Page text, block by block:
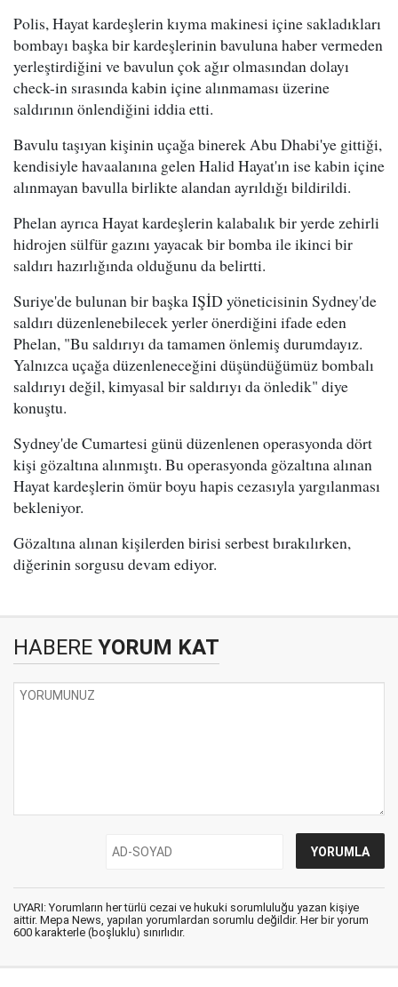
Polis, Hayat kardeşlerin kıyma makinesi içine sakladıkları
bombayı başka bir kardeşlerinin bavuluna haber vermeden
yerleştirdiğini ve bavulun çok ağır olmasından dolayı
check-in sırasında kabin içine alınmaması üzerine
saldırının önlendiğini iddia etti.
Bavulu taşıyan kişinin uçağa binerek Abu Dhabi'ye gittiği,
kendisiyle havaalanına gelen Halid Hayat'ın ise kabin içine
alınmayan bavulla birlikte alandan ayrıldığı bildirildi.
Phelan ayrıca Hayat kardeşlerin kalabalık bir yerde zehirli
hidrojen sülfür gazını yayacak bir bomba ile ikinci bir
saldırı hazırlığında olduğunu da belirtti.
Suriye'de bulunan bir başka IŞİD yöneticisinin Sydney'de
saldırı düzenlenebilecek yerler önerdiğini ifade eden
Phelan, "Bu saldırıyı da tamamen önlemiş durumdayız.
Yalnızca uçağa düzenleneceğini düşündüğümüz bombalı
saldırıyı değil, kimyasal bir saldırıyı da önledik" diye
konuştu.
Sydney'de Cumartesi günü düzenlenen operasyonda dört
kişi gözaltına alınmıştı. Bu operasyonda gözaltına alınan
Hayat kardeşlerin ömür boyu hapis cezasıyla yargılanması
bekleniyor.
Gözaltına alınan kişilerden birisi serbest bırakılırken,
diğerinin sorgusu devam ediyor.
HABERE YORUM KAT
UYARI: Yorumların her türlü cezai ve hukuki sorumluluğu yazan kişiye
aittir. Mepa News, yapılan yorumlardan sorumlu değildir. Her bir yorum
600 karakterle (boşluklu) sınırlıdır.